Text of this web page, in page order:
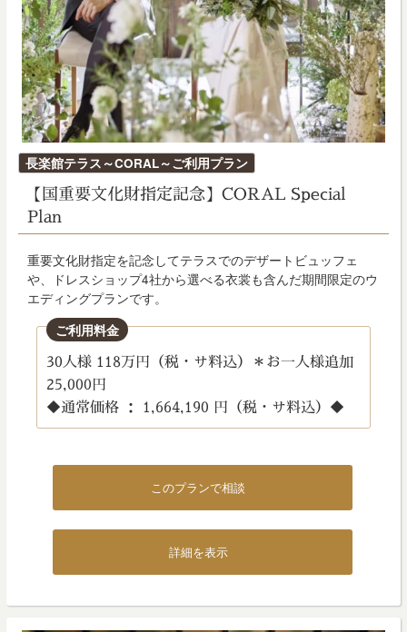
長楽館テラス～CORAL～ご利用プラン
日:
【国重要文化財指定記念】CORAL Special
Plan
重要文化財指定を記念してテラスでのデザートビュッフェ
や、ドレスショップ4社から選べる衣裳も含んだ期間限定のウ
エディングプランです。
ご利用料金
30人様 118万円（税・サ料込）＊お一人様追加
25,000円
◆通常価格 ： 1,664,190 円（税・サ料込）◆
このプランで相談
詳細を表示